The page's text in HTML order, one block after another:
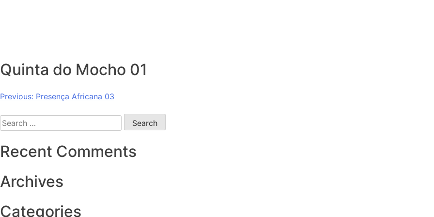
Quinta do Mocho 01
Post
navigation
Previous: Presença Africana 03
Search
for:
Recent Comments
Archives
Categories